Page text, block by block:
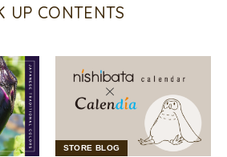
UP CONTENTS
STORE BLOG